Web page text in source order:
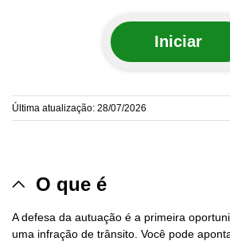
Iniciar
Última atualização: 28/07/2026
O que é
A defesa da autuação é a primeira
uma infração de trânsito. Você pode